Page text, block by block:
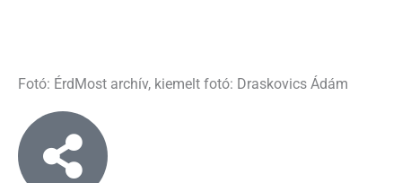
Fotó: ÉrdMost archív, kiemelt fotó: Draskovics Ádám